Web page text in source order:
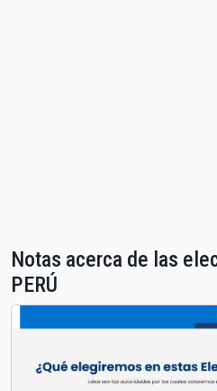
Notas acerca de las
PERÚ